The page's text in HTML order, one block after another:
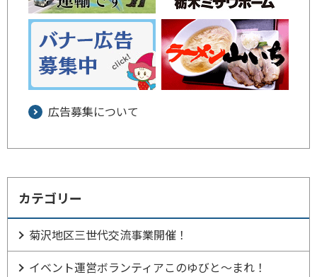
広告募集について
カテゴリー
菊沢地区三世代交流事業開催！
イベント運営ボランティアこのゆびと～まれ！